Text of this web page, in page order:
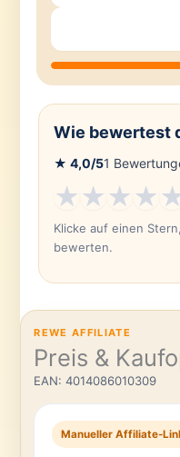
Wie bewertest
★ 4,0/51
★★★★
Klicke auf einen
bewerten.
REWE AFFILIATE
Preis &
EAN: 4014086010309
Manueller Affiliate-